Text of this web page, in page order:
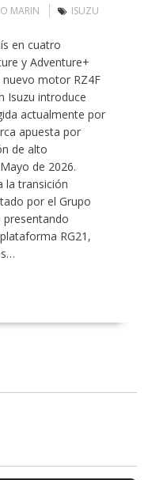
MARIN ISUZU
en cuatro
y Adventure+
motor RZ4F
Isuzu introduce
actualmente por
apuesta por
de alto
de 2026.
la transición
por el Grupo
RG21,